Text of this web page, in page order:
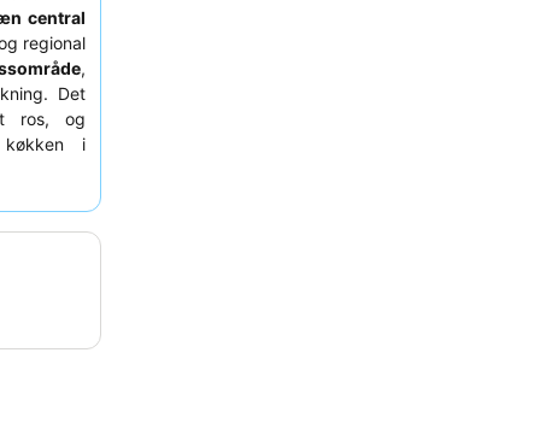
central
regional
,
Det
ros, og
i